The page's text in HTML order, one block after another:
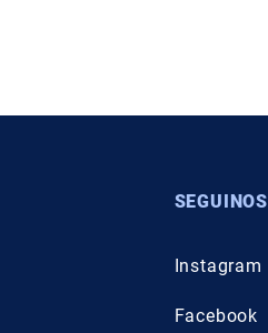
SEGUINOS
Instagram
Facebook